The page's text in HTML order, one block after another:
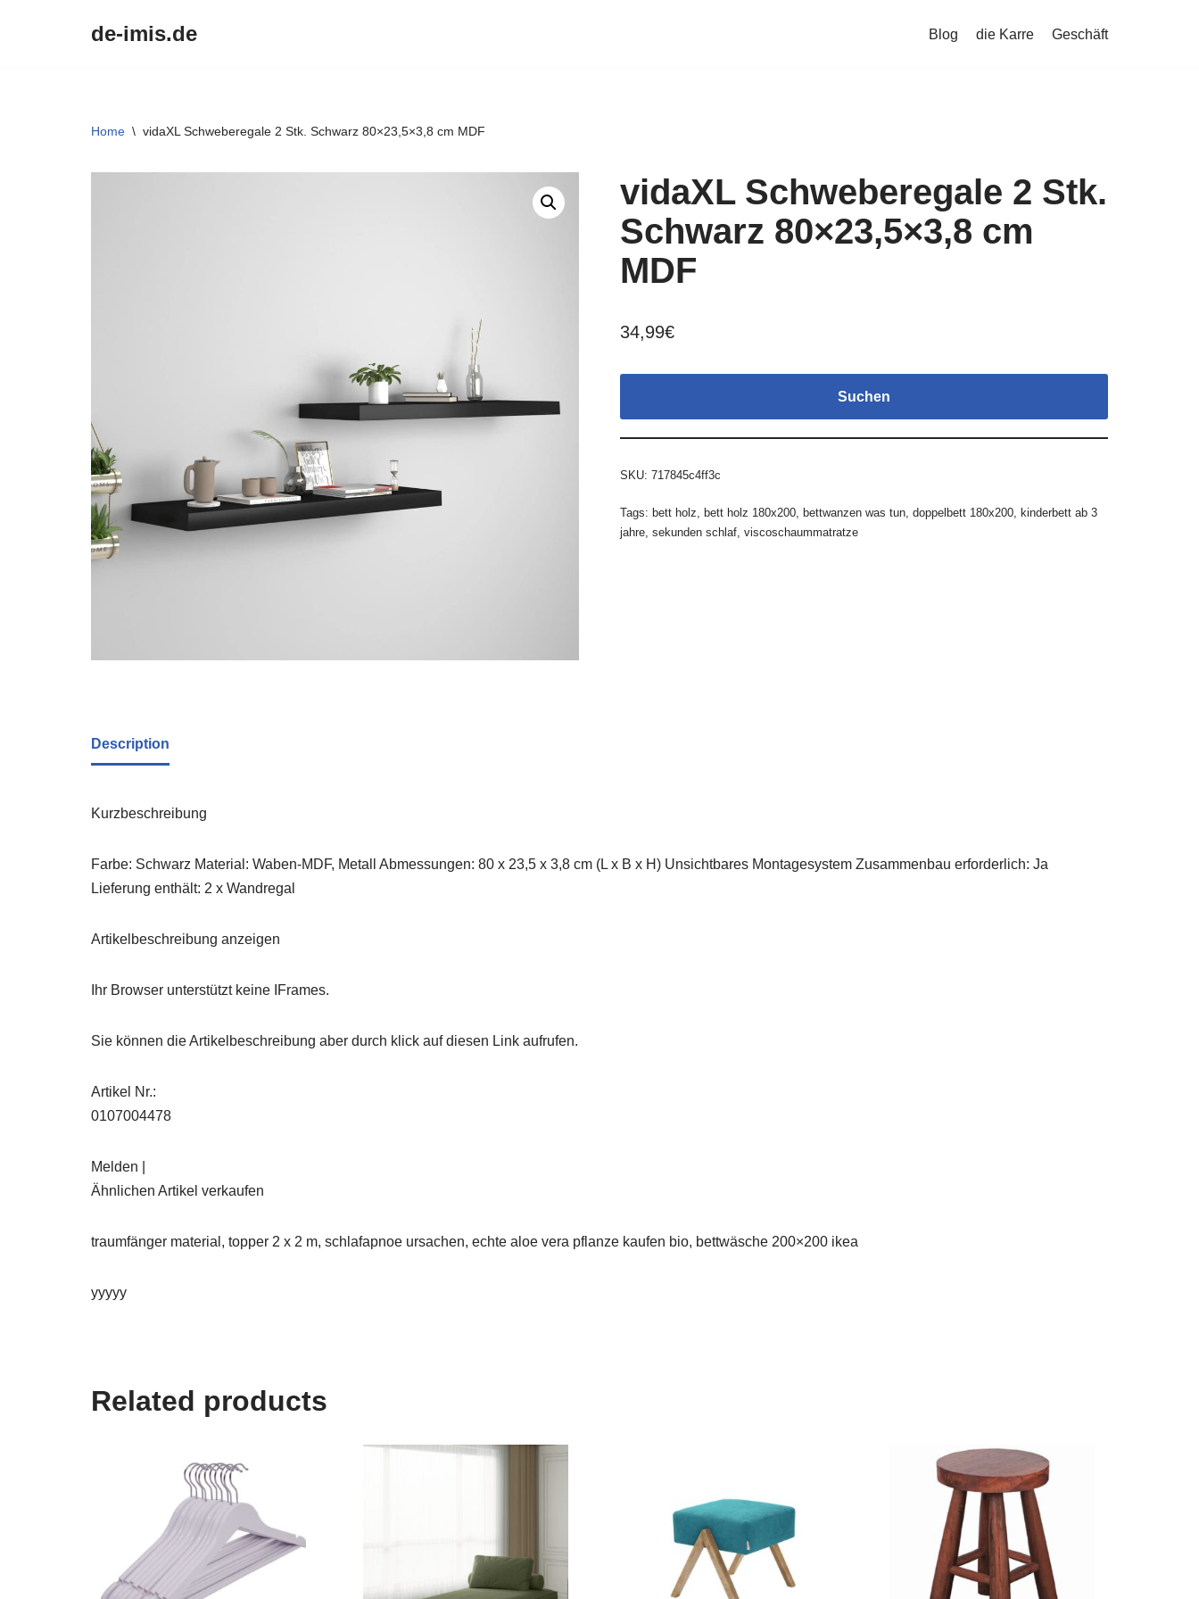
de-imis.de Blog die Karre Geschäft
Home \ vidaXL Schweberegale 2 Stk. Schwarz 80×23,5×3,8 cm MDF
vidaXL Schweberegale 2 Stk.
Schwarz 80×23,5×3,8 cm
MDF
34,99€
Suchen
SKU: 717845c4ff3c
Tags: bett holz, bett holz 180x200, bettwanzen was tun, doppelbett 180x200, kinderbett ab 3
jahre, sekunden schlaf, viscoschaummatratze
Description
Kurzbeschreibung
Farbe: Schwarz Material: Waben-MDF, Metall Abmessungen: 80 x 23,5 x 3,8 cm (L x B x H) Unsichtbares Montagesystem Zusammenbau erforderlich: Ja
Lieferung enthält: 2 x Wandregal
Artikelbeschreibung anzeigen
Ihr Browser unterstützt keine IFrames.
Sie können die Artikelbeschreibung aber durch klick auf diesen Link aufrufen.
Artikel Nr.:
0107004478
Melden |
Ähnlichen Artikel verkaufen
traumfänger material, topper 2 x 2 m, schlafapnoe ursachen, echte aloe vera pflanze kaufen bio, bettwäsche 200×200 ikea
yyyyy
Related products